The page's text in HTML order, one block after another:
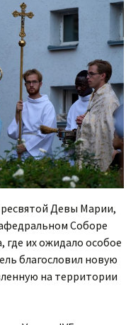
Девы Марии,
Соборе
их ожидало особое
благословил новую
на территории